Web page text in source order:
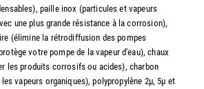
paille inox (particules et vapeurs
une plus grande résistance à la corrosion),
(élimine la rétrodiffusion des pompes
votre pompe de la vapeur d'eau), chaux
les produits corrosifs ou acides), charbon
vapeurs organiques), polypropylène 2µ, 5µ et